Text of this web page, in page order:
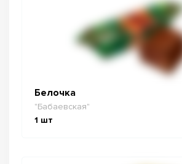
Белочка
"Бабаевская"
1 шт